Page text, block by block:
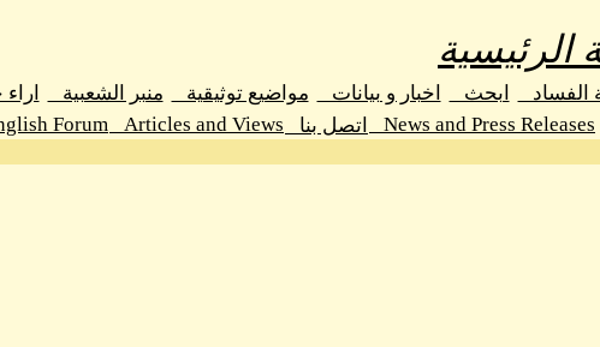
الرئيسية
الفساد ابحث اخبار و بيانات مواضيع توثيقية منبر الشعبية
News and Press Releases
اتصل بنا Articles and Views
Forum